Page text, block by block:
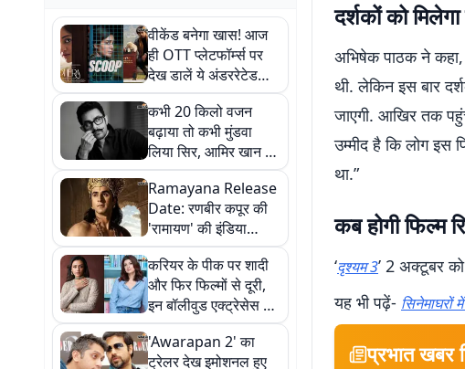
वीकेंड बनेगा खास! आज
ही OTT प्लेटफॉर्म्स पर
देख डालें ये अंडररेटेड
फिल्में
कभी 20 किलो वजन
बढ़ाया तो कभी मुंडवा
लिया सिर, आमिर खान के
7 रोल, जिन्हें देखकर आप
भी कहेंगे - 'ये सिर्फ आमिर
ही कर सकते थे'
Ramayana Release
Date: रणबीर कपूर की
'रामायण' की इंडिया
रिलीज डेट बदली, अब इस
दिन थिएटर्स में आएगी
फिल्म
करियर के पीक पर शादी
और फिर फिल्मों से दूरी,
इन बॉलीवुड एक्ट्रेसेस ने
चुनी अलग राह
'Awarapan 2' का
ट्रेलर देख इमोशनल हुए
दर्शकों को
अभिषेक पाठक ने कहा,
थी. लेकिन इस बार
जाएगी. आखिर तक
उम्मीद है कि लोग इस
था.”
कब होगी फिल्म
‘दृश्यम 3’ 2 अक्टूबर को
यह भी पढ़ें- सिनेमाघरों
प्रभात खबर